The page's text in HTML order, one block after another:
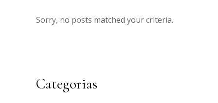
Sorry, no posts matched your criteria.
Categorias